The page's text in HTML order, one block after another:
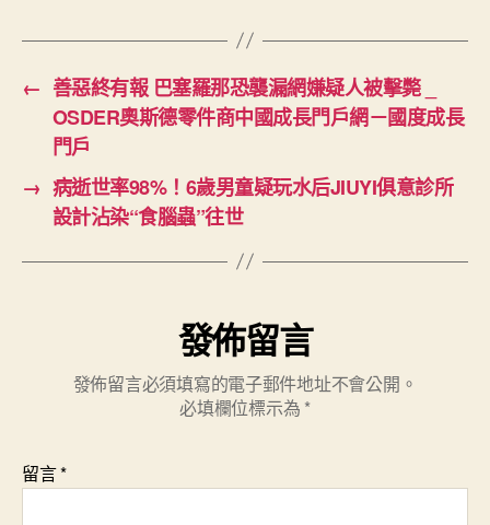
← 善惡終有報 巴塞羅那恐襲漏網嫌疑人被擊斃 _
OSDER奧斯德零件商中國成長門戶網－國度成長
門戶
→ 病逝世率98%！6歲男童疑玩水后JIUYI俱意診所
設計沾染“食腦蟲”往世
發佈留言
發佈留言必須填寫的電子郵件地址不會公開。
必填欄位標示為 *
留言*